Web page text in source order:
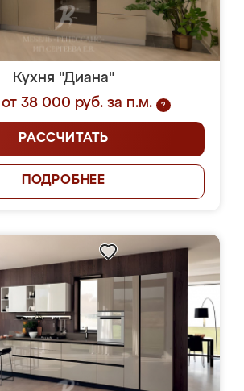
Кухня "Диана"
38 000 руб. за п.м.
?
РАССЧИТАТЬ
ПОДРОБНЕЕ